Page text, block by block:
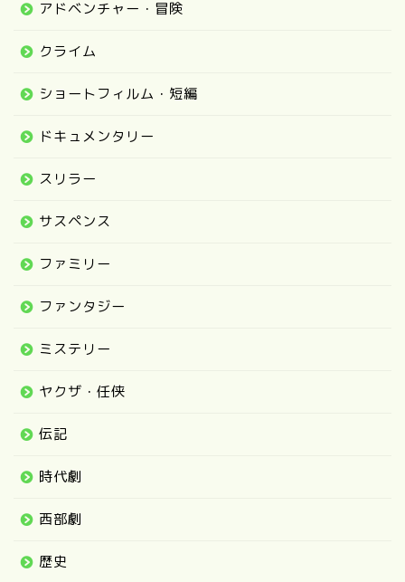
アドベンチャー・冒険
クライム
ショートフィルム・短編
ドキュメンタリー
スリラー
サスペンス
ファミリー
ファンタジー
ミステリー
ヤクザ・任侠
伝記
時代劇
西部劇
歴史